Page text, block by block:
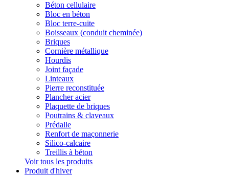
Béton cellulaire
Bloc en béton
Bloc terre-cuite
Boisseaux (conduit cheminée)
Briques
Cornière métallique
Hourdis
Joint façade
Linteaux
Pierre reconstituée
Plancher acier
Plaquette de briques
Poutrains & claveaux
Prédalle
Renfort de maçonnerie
Silico-calcaire
Treillis à béton
Voir tous les produits
Produit d'hiver